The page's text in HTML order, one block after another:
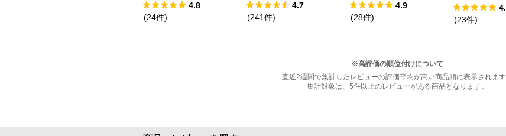
4.8
(24件)
4.7
(241件)
4.9
(28件)
キングTシャ
(23件)
※高評価の順位付けについて
直近2週間で集計したレビューの評価平均が高い商品順に表示されます
集計対象は、5件以上のレビューがある商品となります。